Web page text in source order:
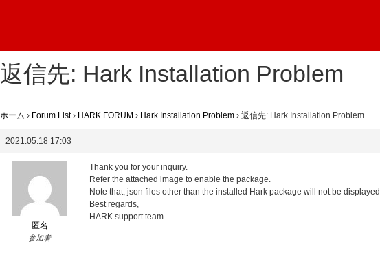
返信先: Hark Installation Problem
ホーム › Forum List › HARK FORUM › Hark Installation Problem › 返信先: Hark Installation Problem
2021.05.18 17:03
匿名
参加者
Thank you for your inquiry.
Refer the attached image to enable the package.
Note that, json files other than the installed Hark package will not be displayed.
Best regards,
HARK support team.